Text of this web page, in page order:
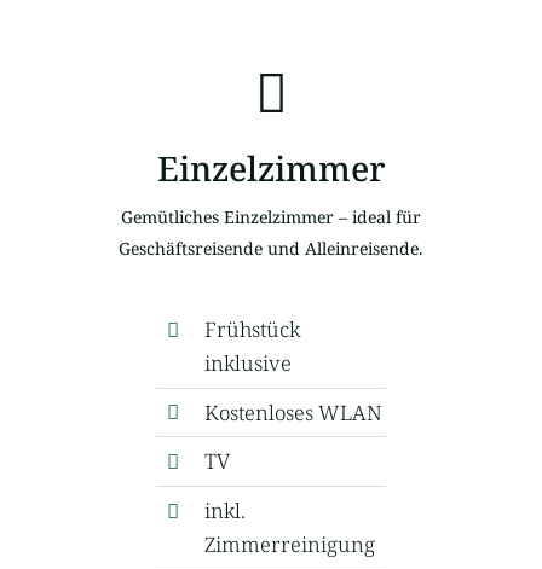
Einzelzimmer
Gemütliches Einzelzimmer – ideal für
Geschäftsreisende und Alleinreisende.
Frühstück
inklusive
Kostenloses WLAN
TV
inkl.
Zimmerreinigung